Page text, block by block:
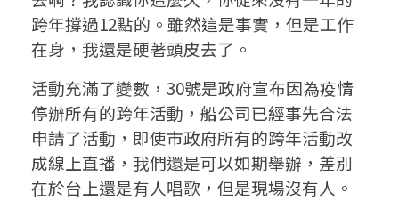
看
見
美
景
跨年撐過12點的。雖然這是事實，但是工作
在身，我還是硬著頭皮去了。
活動充滿了變數，30號是政府宣布因為疫情
停辦所有的跨年活動，船公司已經事先合法
申請了活動，即使市政府所有的跨年活動改
成線上直播，我們還是可以如期舉辦，差別
在於台上還是有人唱歌，但是現場沒有人。